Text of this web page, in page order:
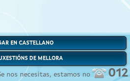
EN CASTELLANO
DE MELLORA
nos necesitas, estamos no 012